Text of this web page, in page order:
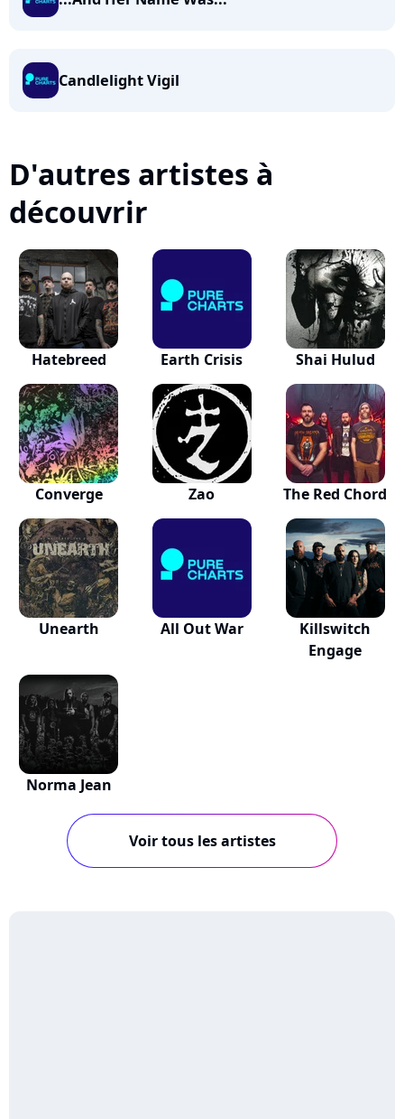
Candlelight Vigil
D'autres artistes à
découvrir
Hatebreed Earth Crisis Shai Hulud
Converge Zao The Red Chord
Unearth All Out War
Killswitch
Engage
Norma Jean
Voir tous les artistes